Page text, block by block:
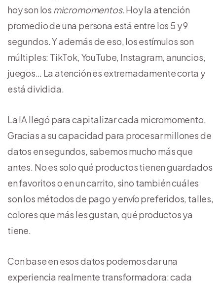
hoy son los micromomentos.Hoy la atención
promedio de una persona está entre los 5 y 9
segundos. Y además de eso, los estímulos son
múltiples: TikTok, YouTube, Instagram, anuncios,
juegos… La atención es extremadamente corta y
está dividida.
La IA llegó para capitalizar cada micromomento.
Gracias a su capacidad para procesar millones de
datos en segundos, sabemos mucho más que
antes. No es solo qué productos tienen guardados
en favoritos o en un carrito, sino también cuáles
son los métodos de pago y envío preferidos, talles,
colores que más les gustan, qué productos ya
tiene.
Con base en esos datos podemos dar una
experiencia realmente transformadora: cada